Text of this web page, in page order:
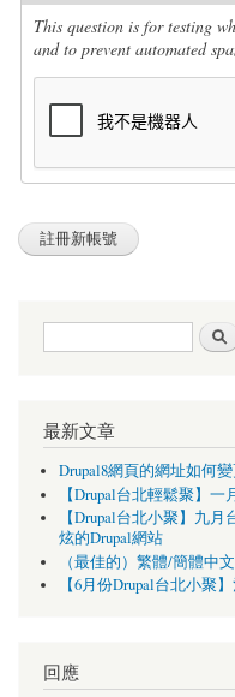
This question is for testing
and to prevent automated
搜尋表單
最新文章
Drupal8網頁的網址如何
【Drupal台北輕鬆聚】一
【Drupal台北小聚】九
炫的Drupal網站
（最佳的）繁體/簡體中
【6月份Drupal台北小聚
回應